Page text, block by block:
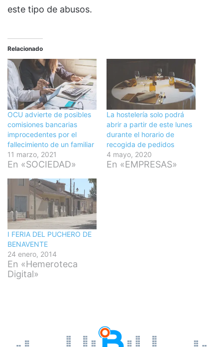
este tipo de abusos.
Relacionado
OCU advierte de posibles
comisiones bancarias
improcedentes por el
fallecimiento de un familiar
11 marzo, 2021
En «SOCIEDAD»
La hostelería solo podrá
abrir a partir de este lunes
durante el horario de
recogida de pedidos
4 mayo, 2020
En «EMPRESAS»
I FERIA DEL PUCHERO DE
BENAVENTE
24 enero, 2014
En «Hemeroteca
Digital»